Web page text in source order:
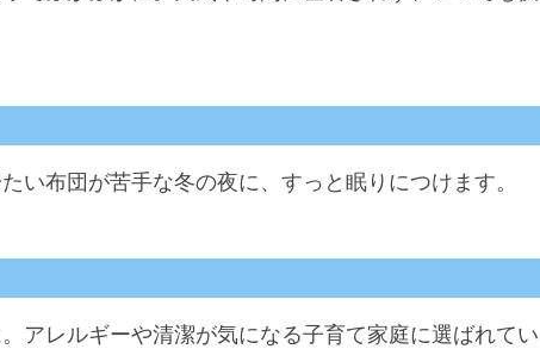
い布団が苦手な冬の夜に、すっと眠りにつけます。
アレルギーや清潔が気になる子育て家庭に選ばれてい